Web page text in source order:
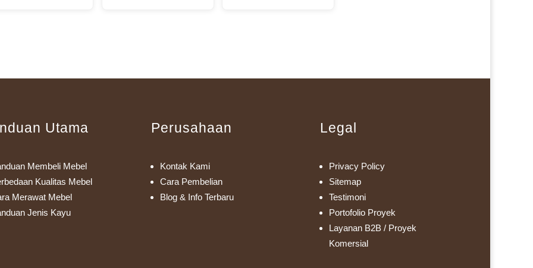
Utama
Membeli Mebel
Kualitas Mebel
Merawat Mebel
Jenis Kayu
Perusahaan
Kontak Kami
Cara Pembelian
Blog & Info Terbaru
Legal
Privacy Policy
Sitemap
Testimoni
Portofolio Proyek
Layanan B2B / Proyek
Komersial